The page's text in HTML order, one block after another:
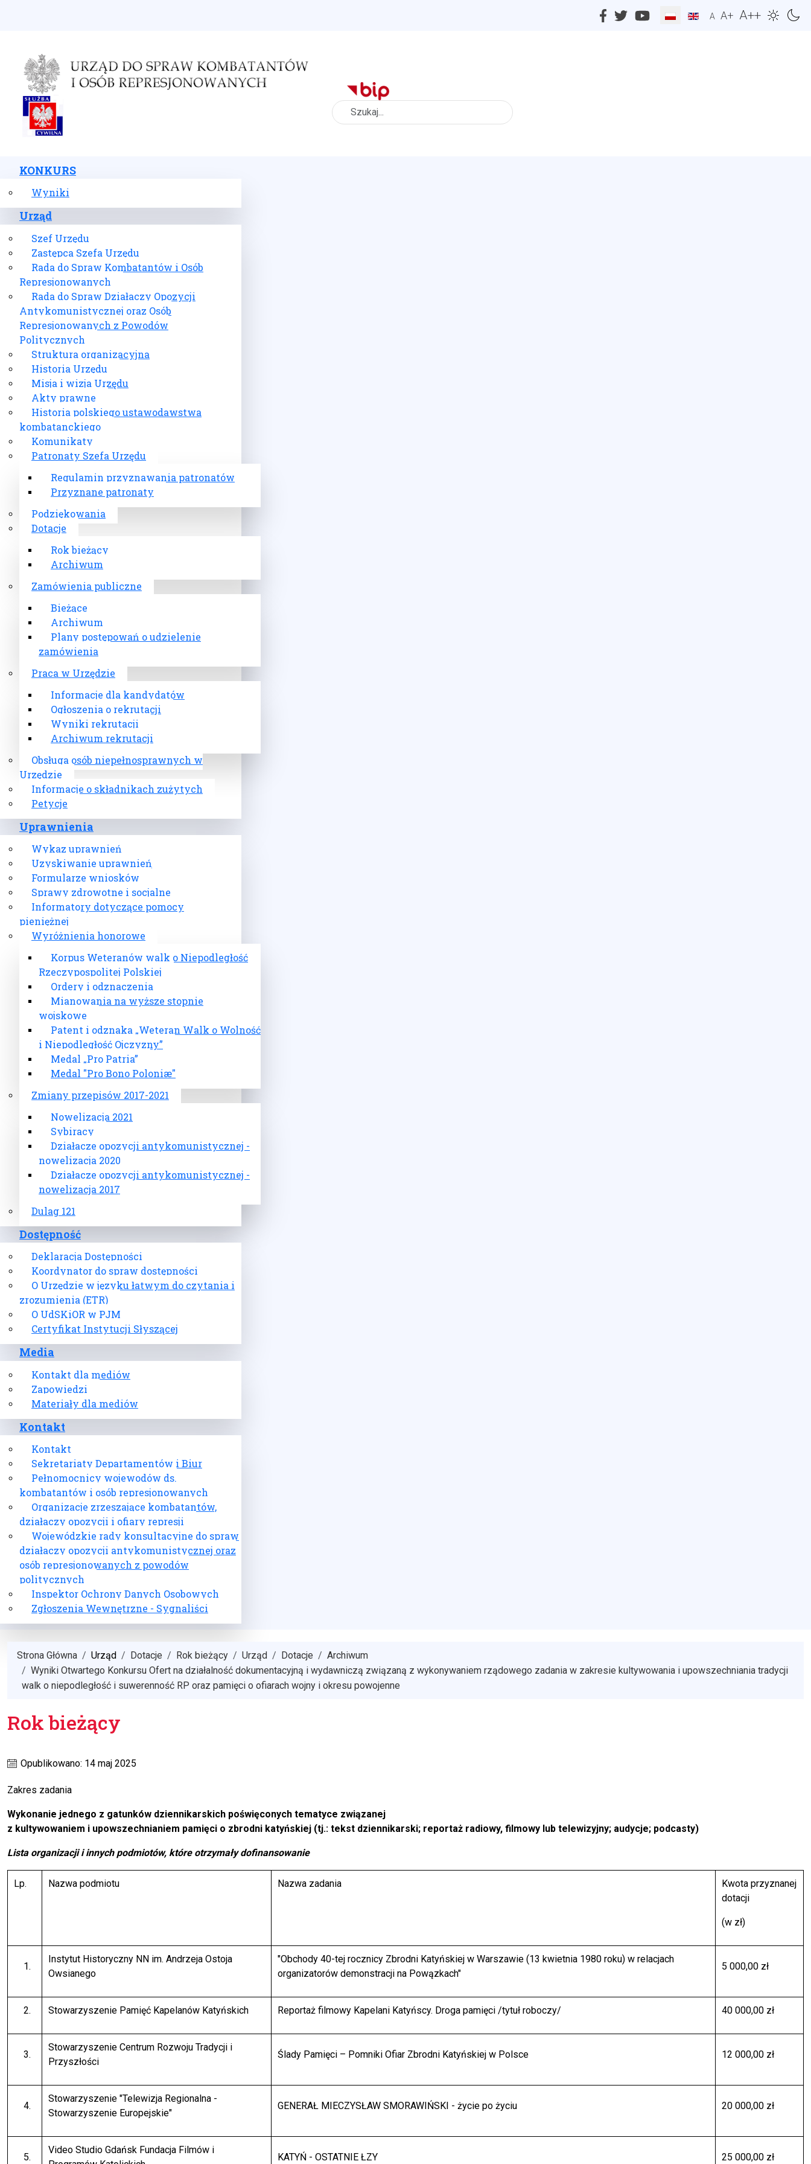
A A+ A++
Szukaj
KONKURS
Wyniki
Urząd
Szef Urzędu
Zastępca Szefa Urzędu
Rada do Spraw Kombatantów i Osób
Represjonowanych
Rada do Spraw Działaczy Opozycji
Antykomunistycznej oraz Osób
Represjonowanych z Powodów
Politycznych
Struktura organizacyjna
Historia Urzędu
Misja i wizja Urzędu
Akty prawne
Historia polskiego ustawodawstwa
kombatanckiego
Komunikaty
Patronaty Szefa Urzędu
Regulamin przyznawania patronatów
Przyznane patronaty
Podziękowania
Dotacje
Rok bieżący
Archiwum
Zamówienia publiczne
Bieżące
Archiwum
Plany postępowań o udzielenie
zamówienia
Praca w Urzędzie
Informacje dla kandydatów
Ogłoszenia o rekrutacji
Wyniki rekrutacji
Archiwum rekrutacji
Obsługa osób niepełnosprawnych w
Urzędzie
Informacje o składnikach zużytych
Petycje
Uprawnienia
Wykaz uprawnień
Uzyskiwanie uprawnień
Formularze wniosków
Sprawy zdrowotne i socjalne
Informatory dotyczące pomocy
pieniężnej
Wyróżnienia honorowe
Korpus Weteranów walk o Niepodległość
Rzeczypospolitej Polskiej
Ordery i odznaczenia
Mianowania na wyższe stopnie
wojskowe
Patent i odznaka „Weteran Walk o Wolność
i Niepodległość Ojczyzny”
Medal „Pro Patria”
Medal "Pro Bono Poloniæ"
Zmiany przepisów 2017-2021
Nowelizacja 2021
Sybiracy
Działacze opozycji antykomunistycznej -
nowelizacja 2020
Działacze opozycji antykomunistycznej -
nowelizacja 2017
Dulag 121
Dostępność
Deklaracja Dostępności
Koordynator do spraw dostępności
O Urzędzie w języku łatwym do czytania i
zrozumienia (ETR)
O UdSKiOR w PJM
Certyfikat Instytucji Słyszącej
Media
Kontakt dla mediów
Zapowiedzi
Materiały dla mediów
Kontakt
Kontakt
Sekretariaty Departamentów i Biur
Pełnomocnicy wojewodów ds.
kombatantów i osób represjonowanych
Organizacje zrzeszające kombatantów,
działaczy opozycji i ofiary represji
Wojewódzkie rady konsultacyjne do spraw
działaczy opozycji antykomunistycznej oraz
osób represjonowanych z powodów
politycznych
Inspektor Ochrony Danych Osobowych
Zgłoszenia Wewnętrzne - Sygnaliści
Strona Główna Urząd Dotacje Rok bieżący Urząd Dotacje
Archiwum
Wyniki Otwartego Konkursu Ofert na działalność dokumentacyjną i wydawniczą związaną z wykonywaniem rządowego zadania w zakresie kultywowania i upowszechniania tradycji
walk o niepodległość i suwerenność RP oraz pamięci o ofiarach wojny i okresu powojenne
Rok bieżący
Opublikowano: 14 maj 2025
Zakres zadania
Wykonanie jednego z gatunków dziennikarskich poświęconych tematyce związanej
z kultywowaniem i upowszechnianiem pamięci o zbrodni katyńskiej (tj.: tekst dziennikarski; reportaż radiowy, filmowy lub telewizyjny; audycje; podcasty)
Lista organizacji i innych podmiotów, które otrzymały dofinansowanie
Lp. Nazwa podmiotu Nazwa zadania
Kwota przyznanej
dotacji
(w zł)
Instytut Historyczny NN im. Andrzeja Ostoja
Owsianego
"Obchody 40-tej rocznicy Zbrodni Katyńskiej w Warszawie (13 kwietnia 1980 roku) w relacjach
organizatorów demonstracji na Powązkach"
5 000,00 zł
Stowarzyszenie Pamięć Kapelanów Katyńskich Reportaż filmowy Kapelani Katyńscy. Droga pamięci /tytuł roboczy/ 40 000,00 zł
Stowarzyszenie Centrum Rozwoju Tradycji i
Przyszłości
Ślady Pamięci – Pomniki Ofiar Zbrodni Katyńskiej w Polsce 12 000,00 zł
Stowarzyszenie "Telewizja Regionalna -
Stowarzyszenie Europejskie"
GENERAŁ MIECZYSŁAW SMORAWIŃSKI - życie po życiu 20 000,00 zł
Video Studio Gdańsk Fundacja Filmów i
KATYŃ - OSTATNIE ŁZY 25 000,00 zł